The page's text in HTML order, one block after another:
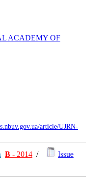
ACADEMY OF
article/UJRN-
В - 2014 /
Issue